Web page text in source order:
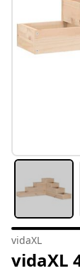
vidaXL
vidaXL